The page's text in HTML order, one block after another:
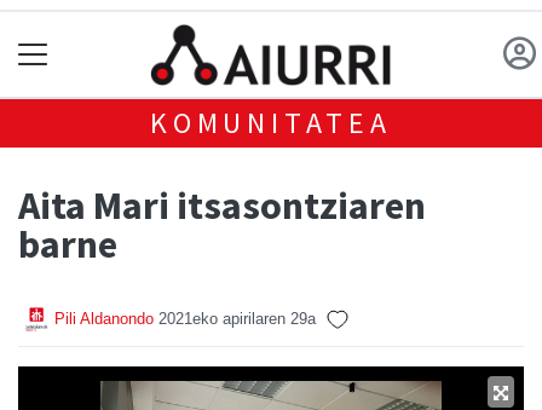
KOMUNITATEA
Aita Mari itsasontziaren
barne
Pili Aldanondo 2021eko apirilaren 29a